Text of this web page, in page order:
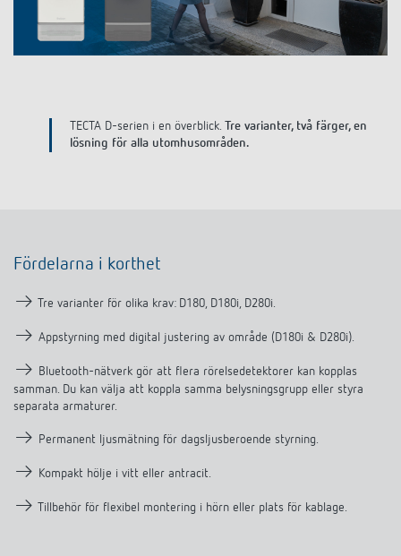
Tid- och ljusstyrning
Tillbehör
DALI-2 ljusstyrning
Närvaro- och rörelsedetektorer
Bryt & dimning LED
Kataloger och broschyrer
Theben AG
Jobb och karriär
Design
Historia
Kontakt
Internationell försäljning
Media centreTECTA D-serien i en överblick. Tre varianter, två färger, en
lösning för alla utomhusområden.
Fördelarna i korthet
→ Tre varianter för olika krav: D180, D180i, D280i.
→ Appstyrning med digital justering av område (D180i & D280i).
→
Bluetooth-nätverk gör att flera rörelsedetektorer kan kopplas
samman. Du kan välja att koppla samma belysningsgrupp eller styra
separata armaturer.
→ Permanent ljusmätning för dagsljusberoende styrning.
→ Kompakt hölje i vitt eller antracit.
→ Tillbehör för flexibel montering i hörn eller plats för kablage.